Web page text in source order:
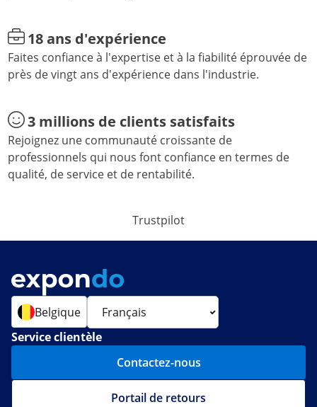
18 ans d'expérience
Faites confiance à l'expertise et à la fiabilité éprouvée de
près de vingt ans d'expérience dans l'industrie.
3 millions de clients satisfaits
Rejoignez une communauté croissante de
professionnels qui nous font confiance en termes de
qualité, de service et de rentabilité.
Trustpilot
Belgique
Service clientèle
Contactez-nous
Portail de retours